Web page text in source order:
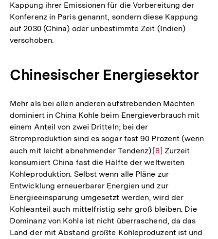
Kappung ihrer Emissionen für die Vorbereitung der
Konferenz in Paris genannt, sondern diese Kappung
auf 2030 (China) oder unbestimmte Zeit (Indien)
verschoben.
Chinesischer Energiesektor
Mehr als bei allen anderen aufstrebenden Mächten
dominiert in China Kohle beim Energieverbrauch mit
einem Anteil von zwei Dritteln; bei der
Stromproduktion sind es sogar fast 90 Prozent (wenn
auch mit leicht abnehmender Tendenz).Zur
Auflösung
der
Fußnote
[8] Zurzeit
konsumiert China fast die Hälfte der weltweiten
Kohleproduktion. Selbst wenn alle Pläne zur
Entwicklung erneuerbarer Energien und zur
Energieeinsparung umgesetzt werden, wird der
Kohleanteil auch mittelfristig sehr groß bleiben. Die
Dominanz von Kohle ist nicht überraschend, da das
Land der mit Abstand größte Kohleproduzent ist und